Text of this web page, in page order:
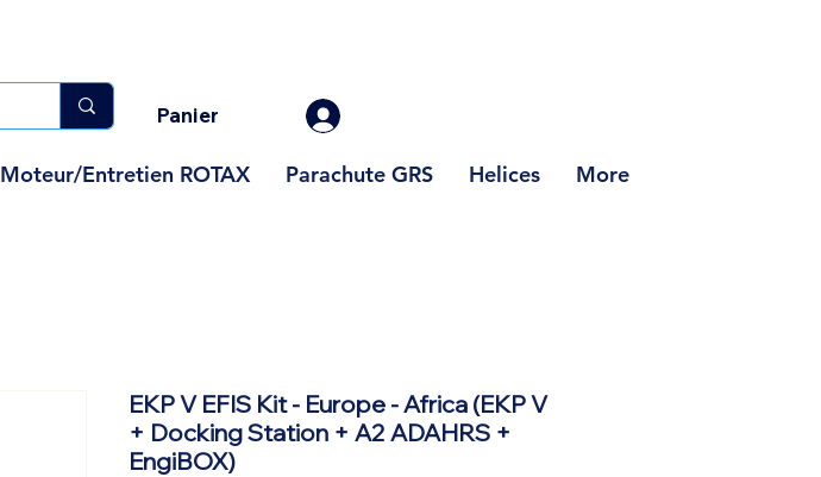
Panier
Moteur/Entretien ROTAX Parachute GRS Helices More
EKP V EFIS Kit - Europe - Africa (EKP V
+ Docking Station + A2 ADAHRS +
EngiBOX)